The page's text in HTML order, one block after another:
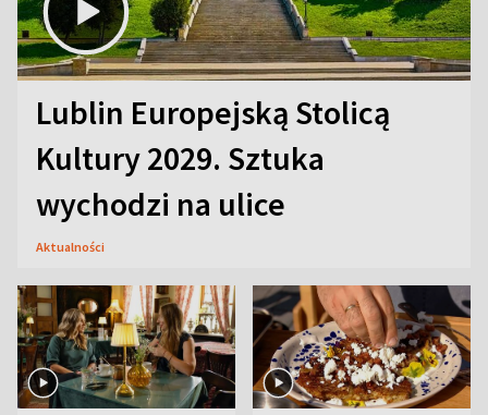
Lublin Europejską Stolicą
Kultury 2029. Sztuka
wychodzi na ulice
Aktualności